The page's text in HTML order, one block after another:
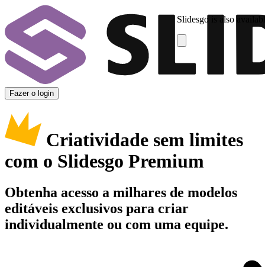
Slidesgo is also
Fazer o login
Criatividade sem limites
com o Slidesgo Premium
Obtenha acesso a milhares de modelos
editáveis exclusivos para criar
individualmente ou com uma equipe.